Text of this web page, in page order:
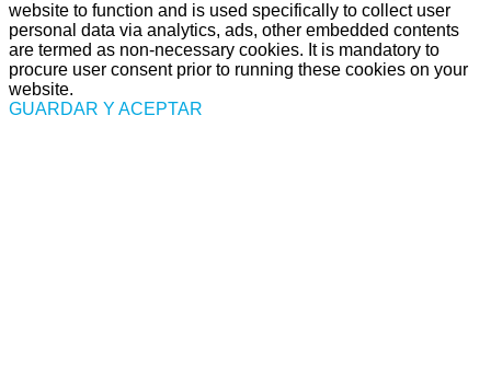
website to function and is used specifically to collect user
personal data via analytics, ads, other embedded contents
are termed as non-necessary cookies. It is mandatory to
procure user consent prior to running these cookies on your
website.
GUARDAR Y ACEPTAR